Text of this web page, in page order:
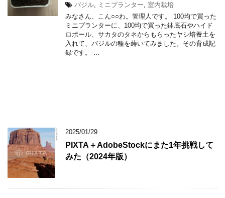
バジル
ミニプランター 室内栽培
みなさん、こん○○わ。管理人です。 100均で買った
ミニプランターに、100均で買った鉢底石やハイド
ロボール、サカタのタネからもらったヤシ培養土を
入れて、バジルの種を蒔いてみました。その育成記
録です。 …
2025/01/29
PIXTA＋AdobeStockにまた1年挑戦して
みた（2024年版）